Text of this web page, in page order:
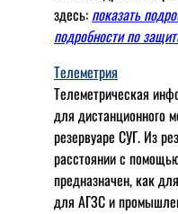
здесь: показать
подробности по
Телеметрия
Телеметрическая
для дистанционного
резервуаре СУГ. Из
расстоянии с
предназначен, как
для АГЗС и